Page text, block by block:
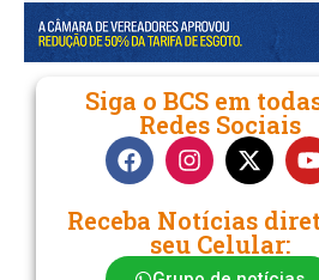
Siga o BCS em
Redes Sociais
Receba Notícias
seu Celular: